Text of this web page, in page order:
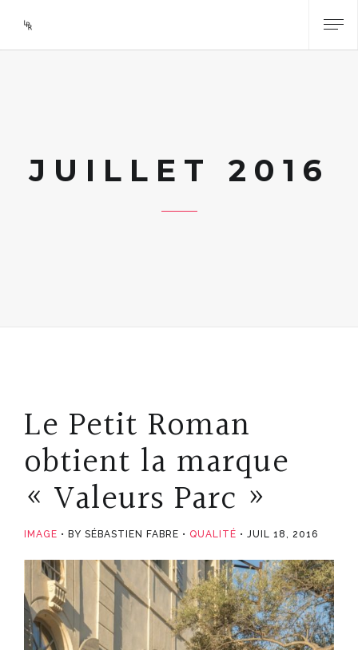
JUILLET 2016
Le Petit Roman
obtient la marque
« Valeurs Parc »
IMAGE BY SÉBASTIEN FABRE QUALITÉ JUIL 18, 2016